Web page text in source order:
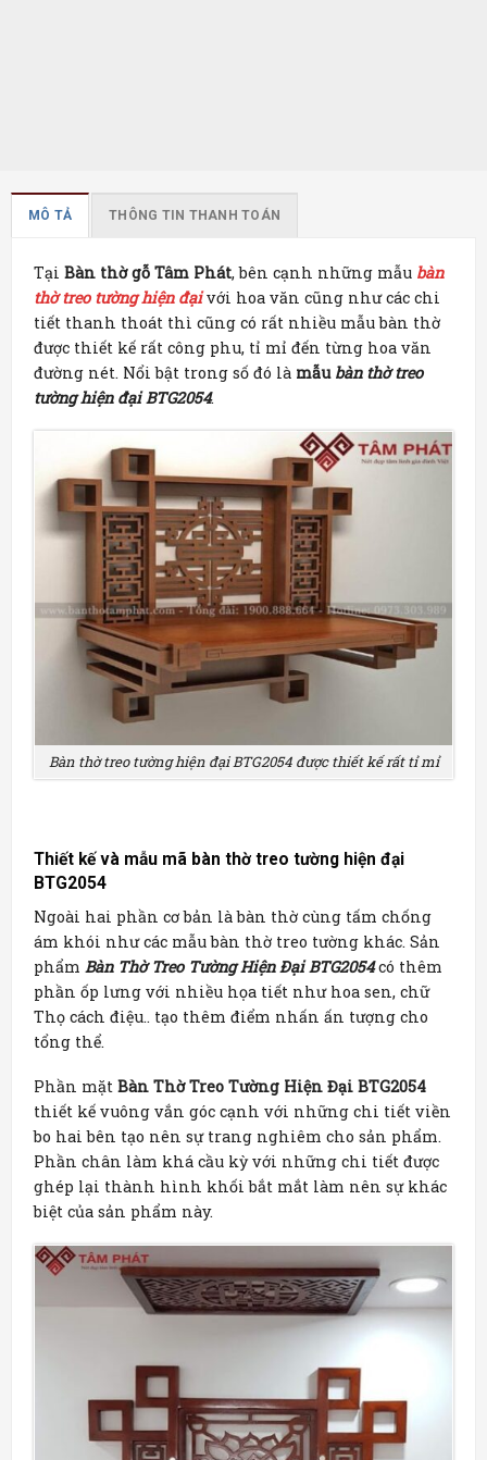
MÔ TẢ THÔNG TIN THANH TOÁN
Tại Bàn thờ gỗ Tâm Phát, bên cạnh những mẫu bàn
thờ treo tường hiện đạivới hoa văn cũng như các chi
tiết thanh thoát thì cũng có rất nhiều mẫu bàn thờ
được thiết kế rất công phu, tỉ mỉ đến từng hoa văn
đường nét. Nổi bật trong số đó là mẫu bàn thờ treo
tường hiện đại BTG2054.
Bàn thờ treo tường hiện đại BTG2054 được thiết kế rất tỉ mỉ
Thiết kế và mẫu mã bàn thờ treo tường hiện đại
BTG2054
Ngoài hai phần cơ bản là bàn thờ cùng tấm chống
ám khói như các mẫu bàn thờ treo tường khác. Sản
phẩm Bàn Thờ Treo Tường Hiện Đại BTG2054có thêm
phần ốp lưng với nhiều họa tiết như hoa sen, chữ
Thọ cách điệu.. tạo thêm điểm nhấn ấn tượng cho
tổng thể.
Phần mặt Bàn Thờ Treo Tường Hiện Đại BTG2054
thiết kế vuông vắn góc cạnh với những chi tiết viền
bo hai bên tạo nên sự trang nghiêm cho sản phẩm.
Phần chân làm khá cầu kỳ với những chi tiết được
ghép lại thành hình khối bắt mắt làm nên sự khác
biệt của sản phẩm này.